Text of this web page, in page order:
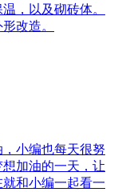
，以及砌砖体。
改造。
小编也每天很努
加油的一天，让
和小编一起看一